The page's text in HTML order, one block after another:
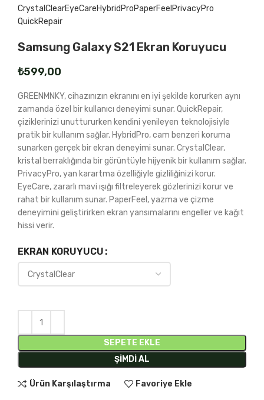
CrystalClearEyeCareHybridProPaperFeel PrivacyPro
QuickRepair
Samsung Galaxy S21 Ekran Koruyucu
₺
GREENMNKY, cihazınızın ekranını en iyi şekilde korurken aynı
zamanda özel bir kullanıcı deneyimi sunar. QuickRepair,
çiziklerinizi unuttururken kendini yenileyen teknolojisiyle
pratik bir kullanım sağlar. HybridPro, cam benzeri koruma
sunarken gerçek bir ekran deneyimi sunar. CrystalClear,
kristal berraklığında bir görüntüyle hijyenik bir kullanım sağlar.
PrivacyPro, yan karartma özelliğiyle gizliliğinizi korur.
EyeCare, zararlı mavi ışığı filtreleyerek gözlerinizi korur ve
rahat bir kullanım sunar. PaperFeel, yazma ve çizme
deneyimini geliştirirken ekran yansımalarını engeller ve kağıt
hissi verir.
EKRAN KORUYUCU
SEPETE EKLE
ŞIMDI AL
Ürün Karşılaştırma Favoriye Ekle